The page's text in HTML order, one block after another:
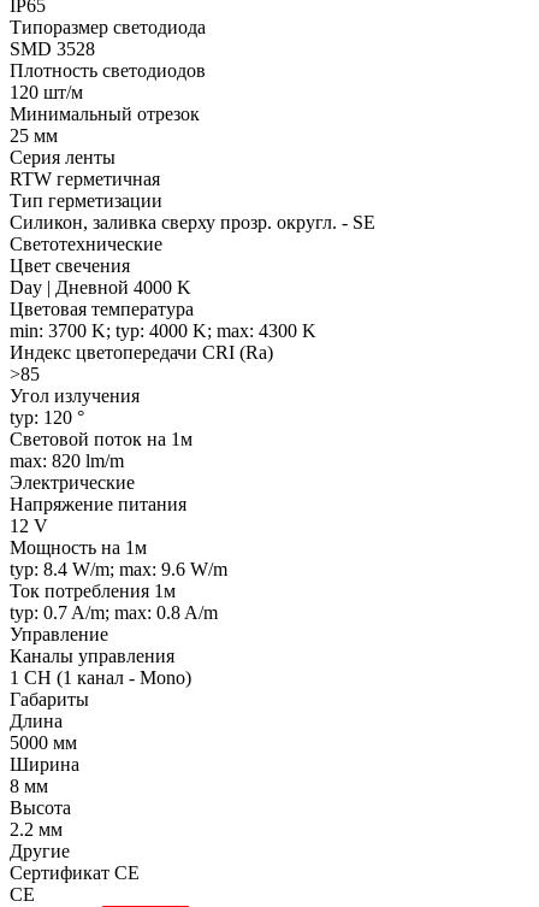
IP65
Типоразмер светодиода
SMD 3528
Плотность светодиодов
120 шт/м
Минимальный отрезок
25 мм
Серия ленты
RTW герметичная
Тип герметизации
Силикон, заливка сверху прозр. округл. - SE
Светотехнические
Цвет свечения
Day | Дневной 4000 K
Цветовая температура
min: 3700 K; typ: 4000 K; max: 4300 K
Индекс цветопередачи CRI (Ra)
>85
Угол излучения
typ: 120 °
Световой поток на 1м
max: 820 lm/m
Электрические
Напряжение питания
12 V
Мощность на 1м
typ: 8.4 W/m; max: 9.6 W/m
Ток потребления 1м
typ: 0.7 A/m; max: 0.8 A/m
Управление
Каналы управления
1 CH (1 канал - Mono)
Габариты
Длина
5000 мм
Ширина
8 мм
Высота
2.2 мм
Другие
Сертификат CE
CE